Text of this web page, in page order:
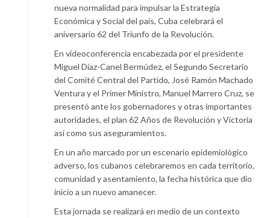
nueva normalidad para impulsar la Estrategia
Económica y Social del país, Cuba celebrará el
aniversario 62 del Triunfo de la Revolución.
En videoconferencia encabezada por el presidente
Miguel Díaz-Canel Bermúdez, el Segundo Secretario
del Comité Central del Partido, José Ramón Machado
Ventura y el Primer Ministro, Manuel Marrero Cruz, se
presentó ante los gobernadores y otras importantes
autoridades, el plan 62 Años de Revolución y Victoria
así como sus aseguramientos.
En un año marcado por un escenario epidemiológico
adverso, los cubanos celebraremos en cada territorio,
comunidad y asentamiento, la fecha histórica que dio
inicio a un nuevo amanecer.
Esta jornada se realizará en medio de un contexto